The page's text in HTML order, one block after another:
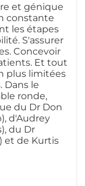
et génique
constante
les étapes
S'assurer
Concevoir
Et tout
plus limitées
Dans le
ronde,
du Dr Don
d'Audrey
du Dr
et de Kurtis